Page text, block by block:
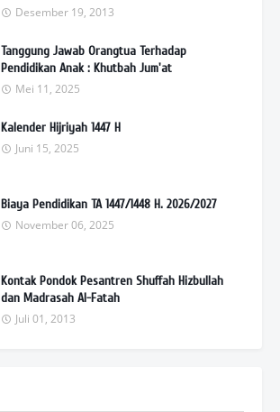
Desember 19, 2013
Tanggung Jawab Orangtua Terhadap
Pendidikan Anak : Khutbah Jum'at
Mei 11, 2025
Kalender Hijriyah 1447 H
Juni 15, 2025
Biaya Pendidikan TA 1447/1448 H. 2026/2027
November 06, 2025
Kontak Pondok Pesantren Shuffah Hizbullah
dan Madrasah Al-Fatah
Juli 01, 2013